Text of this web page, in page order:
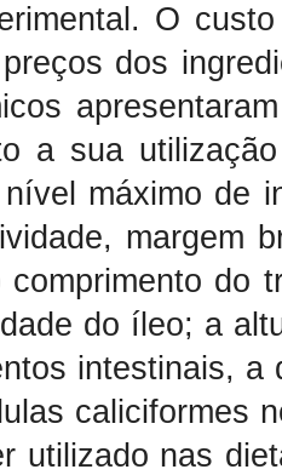
O
dos
a sua
máximo de
margem
do
do íleo; a
intestinais,
caliciformes
utilizado nas